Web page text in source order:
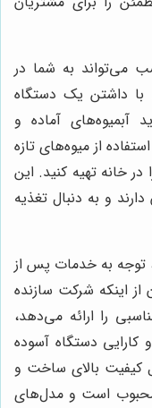
می‌تواند به شما در
داشتن یک دستگاه
آبمیوه‌های آماده و
از میوه‌های تازه
خانه تهیه کنید. این
و به دنبال تغذیه
توجه به خدمات پس از
اینکه شرکت سازنده
را ارائه می‌دهد،
کارایی دستگاه آسوده
کیفیت بالای ساخت و
محبوب است و مدل‌های